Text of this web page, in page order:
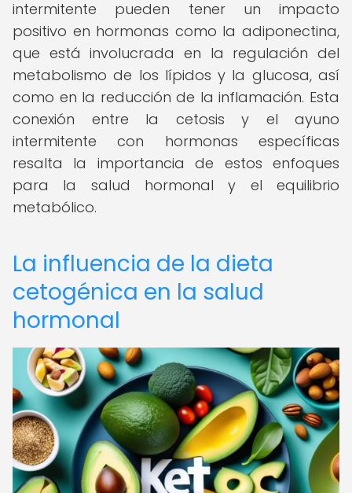
intermitente pueden tener un impacto
positivo en hormonas como la adiponectina,
que está involucrada en la regulación del
metabolismo de los lípidos y la glucosa, así
como en la reducción de la inflamación. Esta
conexión entre la cetosis y el ayuno
intermitente con hormonas específicas
resalta la importancia de estos enfoques
para la salud hormonal y el equilibrio
metabólico.
La influencia de la dieta
cetogénica en la salud
hormonal